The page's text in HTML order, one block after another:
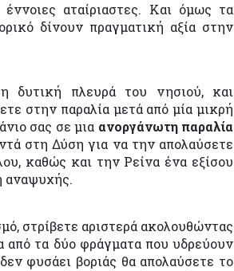
αταίριαστες. Και όμως τα
δίνουν πραγματική αξία στην
δυτική πλευρά του νησιού, και
στην παραλία μετά από μία μικρή
σας σε μια ανοργάνωτη παραλία
στη Δύση για να την απολαύσετε
καθώς και την Ρείνα ένα εξίσου
αναψυχής.
στρίβετε αριστερά ακολουθώντας
από τα δύο φράγματα που υδρεύουν
φυσάει βοριάς θα απολαύσετε το